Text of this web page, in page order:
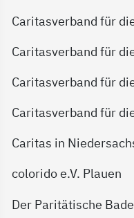
Caritasverband für
Caritasverband für
Caritasverband für
Caritasverband für
Caritas in
colorido e.V. Plauen
Der Paritätische